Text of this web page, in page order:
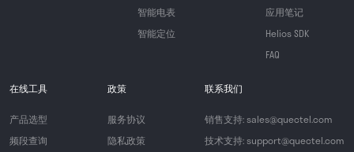
智能电表
智能定位
应用笔记
Helios SDK
FAQ
在线工具
产品选型
频段查询
政策
服务协议
隐私政策
联系我们
销售支持: sales@quectel.com
技术支持: support@quectel.com